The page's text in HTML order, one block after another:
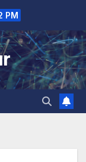
PM